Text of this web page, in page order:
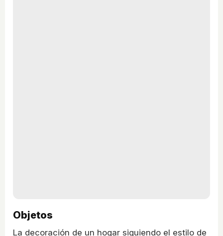
Objetos
La decoración de un hogar siguiendo el estilo de